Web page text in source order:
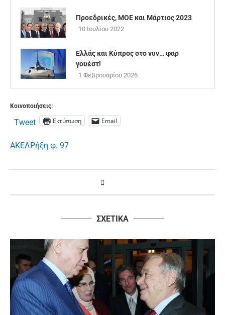
Προεδρικές, ΜΟΕ και Μάρτιος 2023
10 Ιουλίου 2022
Ελλάς και Κύπρος στο νυν… φαρ
γουέστ!
1 Φεβρουαρίου 2026
Κοινοποιήσεις:
Tweet Εκτύπωση Email
ΑΚΕΛΡήξη φ. 97
ΣΧΕΤΙΚΑ